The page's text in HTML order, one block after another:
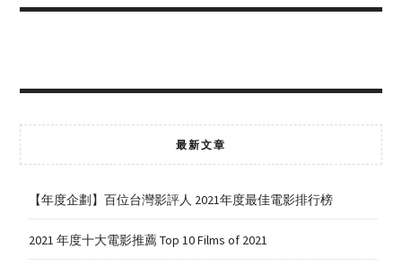
最新文章
【年度企劃】百位台灣影評人 2021年度最佳電影排行榜
2021 年度十大電影推薦 Top 10 Films of 2021